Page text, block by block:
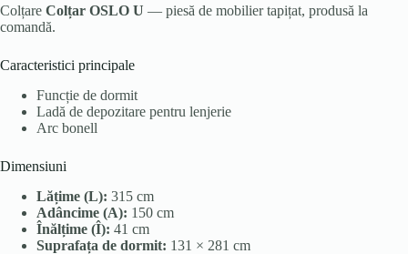
Colțare Colțar OSLO U — piesă de mobilier tapițat, produsă la
comandă.
Caracteristici principale
Funcție de dormit
Ladă de depozitare pentru lenjerie
Arc bonell
Dimensiuni
Lățime (L): 315 cm
Adâncime (A): 150 cm
Înălțime (Î): 41 cm
Suprafața de dormit: 131 × 281 cm